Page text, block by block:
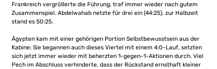
Frankreich vergrößerte die Führung, traf immer wieder nach gutem
Zusammenspiel. Abdelwahab netzte für drei ein (44:25), zur Halbzeit
stand es 50:25.
Ägypten kam mit einer gehörigen Portion Selbstbewusstsein aus der
Kabine: Sie begannen auch dieses Viertel mit einem 4:0-Lauf, setzten
sich jetzt immer wieder mit beherzten 1-gegen-1-Aktionen durch. Viel
Pech im Abschluss verhinderte, dass der Rückstand ernsthaft kleiner